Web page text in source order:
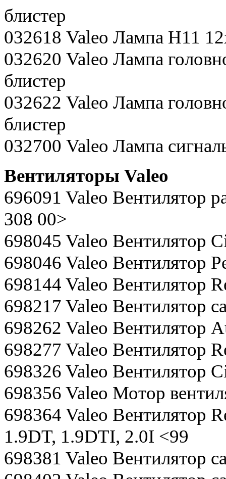
блистер
032618 Valeo Лампа Н11
032620 Valeo Лампа
блистер
032622 Valeo Лампа
блистер
032700 Valeo Лампа
Вентиляторы Valeo
696091 Valeo Вентилятор
308 00>
698045 Valeo Вентилятор
698046 Valeo Вентилятор
698144 Valeo Вентилятор
698217 Valeo Вентилятор
698262 Valeo Вентилятор
698277 Valeo Вентилятор
698326 Valeo Вентилятор
698356 Valeo Мотор
698364 Valeo Вентилятор
1.9DT, 1.9DTI, 2.0I <99
698381 Valeo Вентилятор